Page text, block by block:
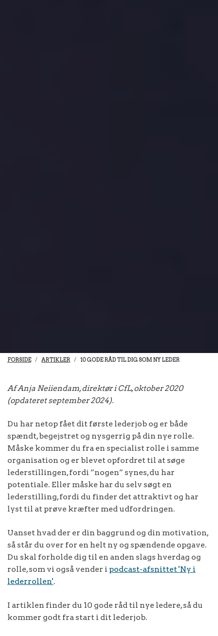
FORSIDE ARTIKLER 10 GODE RÅD TIL DIG SOM NY LEDER
Af Anja Neiiendam, direktør i CfL, oktober 2020
(opdateret september 2024).
Du har netop fået dit første lederjob og er både
spændt, begejstret og nysgerrig på din nye rolle.
Måske kommer du fra en specialist rolle i samme
organisation og er blevet opfordret til at søge
lederstillingen, fordi ”nogen” synes, du har
potentiale. Eller måske har du selv søgt en
lederstilling, fordi du finder det attraktivt og har
lyst til at prøve kræfter med udfordringen.
Uanset hvad der er din baggrund og din motivation,
så står du over for en helt ny og spændende opgave.
Du skal forholde dig til en anden slags hverdag og
rolle, som vi også vender i podcast-afsnittet 'Ny i
lederrollen'.
I artiklen finder du 10 gode råd til nye ledere, så du
kommer godt fra start i dit lederjob.